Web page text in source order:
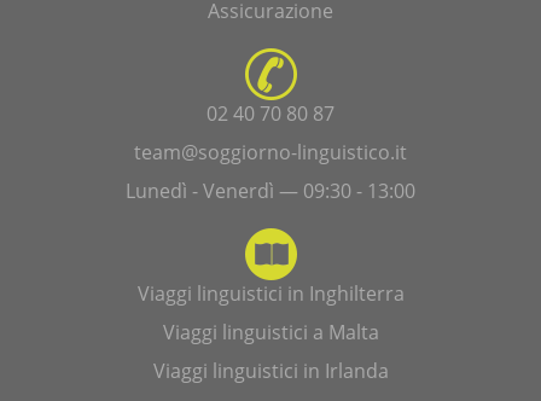
Assicurazione
02 40 70 80 87
team@soggiorno-linguistico.it
Lunedì - Venerdì — 09:30 - 13:00
Viaggi linguistici in Inghilterra
Viaggi linguistici a Malta
Viaggi linguistici in Irlanda